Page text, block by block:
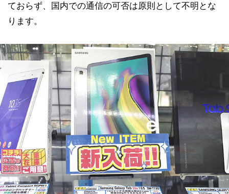
ておらず、国内での通信の可否は原則として不明とな
ります。